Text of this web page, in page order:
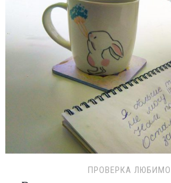
ПРОВЕРКА